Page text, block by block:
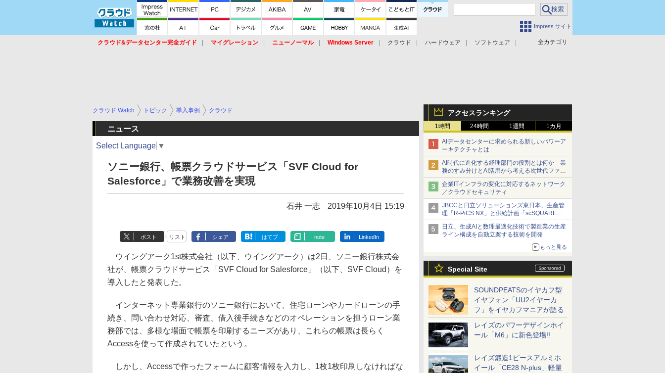
Impress サイト
全カテゴリ
クラウド&データセンター完全ガイド マイグレーション ニューノーマル Windows Server クラウド ハードウェア
ソフトウェア
アクセスランキング
1時間 24時間 1週間 1カ月
AIデータセンターに求められる新しいパワーア
ーキテクチャとは
AI時代に進化する経理部門の役割とは何か 業
務のすみ分けとAI活用から考える次世代ファイ
ナンス戦略
企業ITインフラの変化に対応するネットワーク
／クラウドセキュリティ
JBCCと日立ソリューションズ東日本、生産管
理「R-PiCS NX」と供給計画「scSQUARE
ISP」の連携サービスを提供開始
日立、生成AIと数理最適化技術で製造業の生産
ライン構成を自動立案する技術を開発
もっと見る
Special Site
SOUNDPEATSのイヤカフ型
イヤフォン「UU2イヤーカ
フ」をイヤカフマニアが語る
レイズのパワーデザインホイ
ール「M6」に新色登場!!
レイズ鍛造1ピースアルミホ
イール「CE28 N-plus」軽量
クラウド Watch トピック 導入事例 クラウド
ニュース
Select Language ▼
ソニー銀行、帳票クラウドサービス「SVF Cloud for
Salesforce」で業務改善を実現
石井 一志 2019年10月4日 15:19
ポスト リスト シェア はてブ note LinkedIn
ウイングアーク1st株式会社（以下、ウイングアーク）は2日、ソニー銀行株式会
社が、帳票クラウドサービス「SVF Cloud for Salesforce」（以下、SVF Cloud）を
導入したと発表した。
インターネット専業銀行のソニー銀行において、住宅ローンやカードローンの手
続き、問い合わせ対応、審査、借入後手続きなどのオペレーションを担うローン業
務部では、多様な場面で帳票を印刷するニーズがあり、これらの帳票は長らく
Accessを使って作成されていたという。
しかし、Accessで作ったフォームに顧客情報を入力し、1枚1枚印刷しなければな